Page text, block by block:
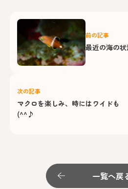
前の記事
最近の海の
次の記事
マクロを楽しみ、時にはワイドも
(^^♪
一覧へ戻